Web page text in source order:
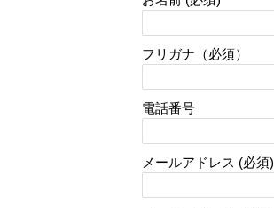
フリガナ（必須）
電話番号
メールアドレス (必須)